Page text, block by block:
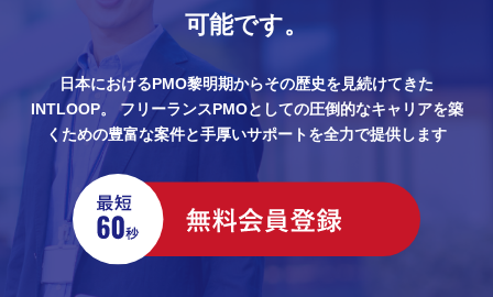
可能です。
日本におけるPMO黎明期からその歴史を見続けてきた
INTLOOP。
フリーランスPMOとしての圧倒的なキャリアを築
くための豊富な案件と手厚いサポートを全力で提供します